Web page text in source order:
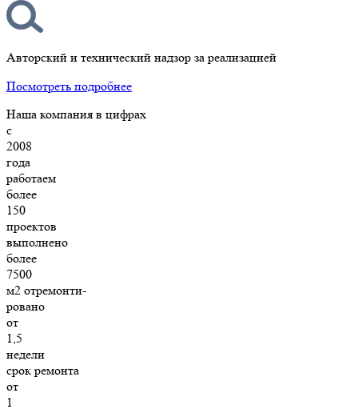
Авторский и технический надзор за реализацией
Посмотреть подробнее
Наша компания в цифрах
с
2008
года
работаем
более
150
проектов
выполнено
более
7500
м2 отремонти-
ровано
от
1,5
недели
срок ремонта
от
1